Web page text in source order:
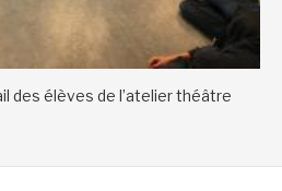
des élèves de l’atelier théâtre